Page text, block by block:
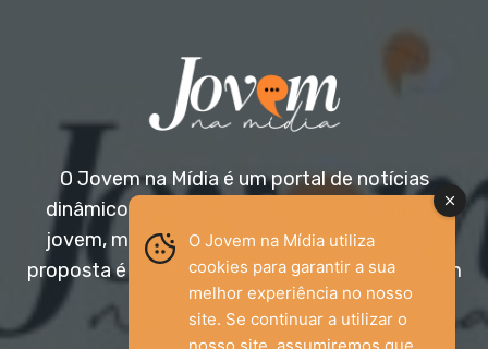
O Jovem na Mídia é um portal de notícias
dinâmico e acessível, voltado para o público
jovem, mas aberto a todas as idades. Nossa
proposta é trazer informação relevante com um
olhar diferenciado.
O Jovem na Mídia utiliza
cookies para garantir a sua
melhor experiência no nosso
site. Se continuar a utilizar o